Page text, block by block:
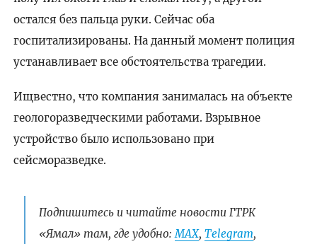
остался без пальца руки. Сейчас оба
госпитализированы. На данный момент полиция
устанавливает все обстоятельства трагедии.
Ищвестно, что компания занималась на объекте
геологоразведческими работами. Взрывное
устройство было использовано при
сейсморазведке.
Подпишитесь и читайте новости ГТРК
«Ямал» там, где удобно:МАХ, Telegram,